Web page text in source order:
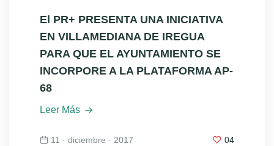
El PR+ PRESENTA UNA INICIATIVA
EN VILLAMEDIANA DE IREGUA
PARA QUE EL AYUNTAMIENTO SE
INCORPORE A LA PLATAFORMA AP-
68
Leer Más
11 · diciembre · 2017 04